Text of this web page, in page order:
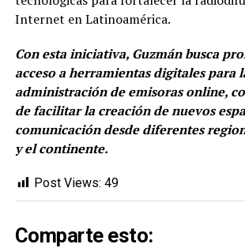
Internet en Latinoamérica.
Con esta iniciativa, Guzmán busca
acceso a herramientas digitales para
administración de emisoras online,
de facilitar la creación de nuevos
comunicación desde diferentes
y el continente.
Post Views: 49
Comparte esto: